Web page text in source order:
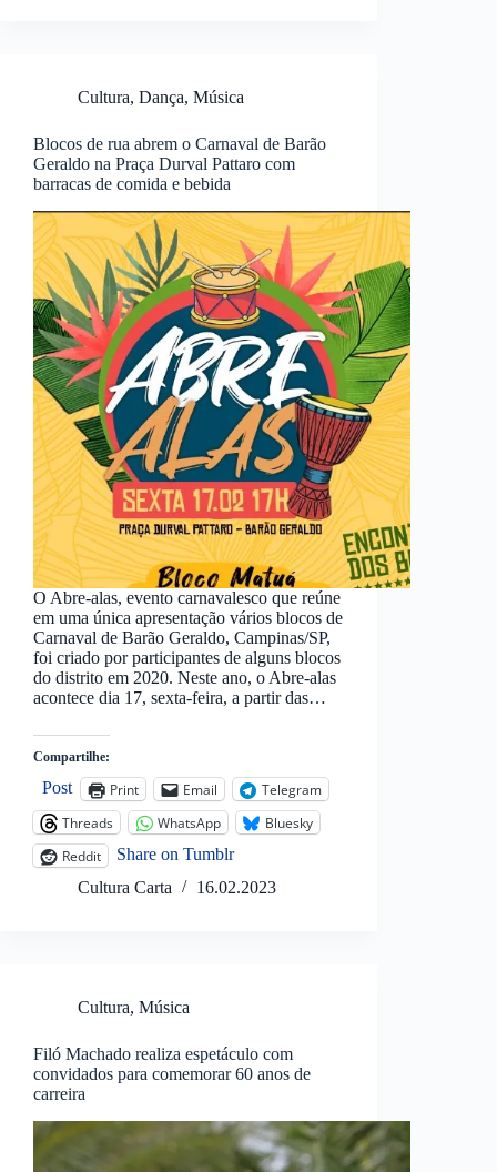
Cultura, Dança, Música
Blocos de rua abrem o Carnaval de Barão
Geraldo na Praça Durval Pattaro com
barracas de comida e bebida
O Abre-alas, evento carnavalesco que reúne
em uma única apresentação vários blocos de
Carnaval de Barão Geraldo, Campinas/SP,
foi criado por participantes de alguns blocos
do distrito em 2020. Neste ano, o Abre-alas
acontece dia 17, sexta-feira, a partir das…
Compartilhe:
Post Print Email
Telegram
Threads
WhatsApp
Bluesky
Reddit
Share on Tumblr
Cultura Carta
16.02.2023
Cultura, Música
Filó Machado realiza espetáculo com
convidados para comemorar 60 anos de
carreira